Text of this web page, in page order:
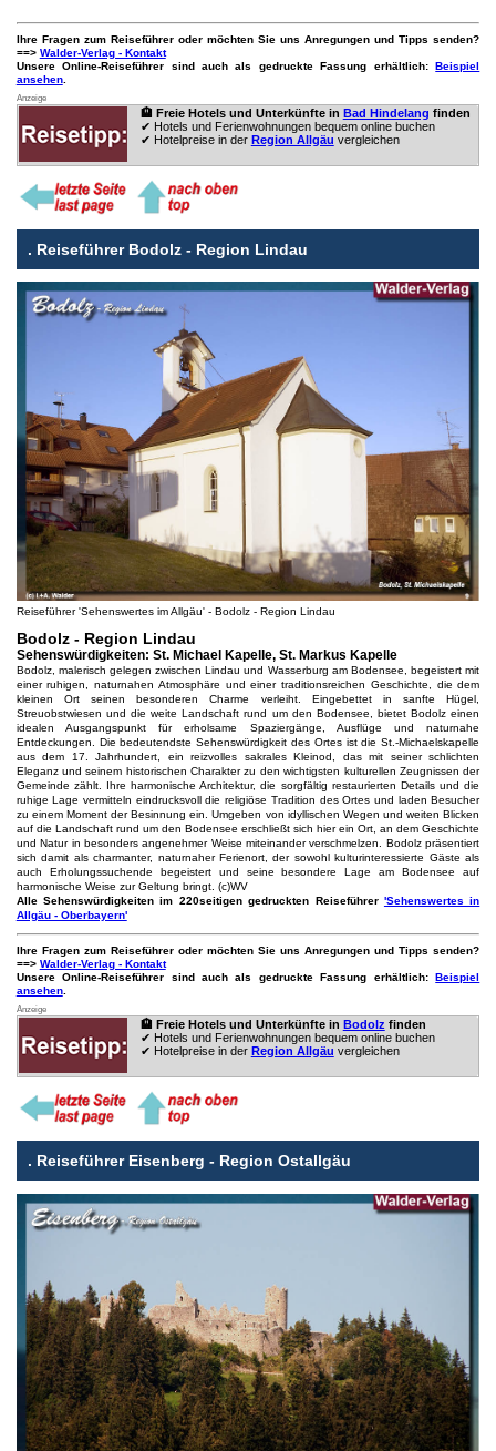
Ihre Fragen zum Reiseführer oder möchten Sie uns Anregungen und Tipps senden?
==> Walder-Verlag - Kontakt
Unsere Online-Reiseführer sind auch als gedruckte Fassung erhältlich:Beispiel
ansehen.
Anzeige
🏨 Freie Hotels und Unterkünfte in Bad Hindelang finden
✔ Hotels und Ferienwohnungen bequem online buchen
✔ Hotelpreise in der Region Allgäu vergleichen
. Reiseführer Bodolz - Region Lindau
Reiseführer 'Sehenswertes im Allgäu' - Bodolz - Region Lindau
Bodolz - Region Lindau
Sehenswürdigkeiten: St. Michael Kapelle, St. Markus Kapelle
Bodolz, malerisch gelegen zwischen Lindau und Wasserburg am Bodensee, begeistert mit
einer ruhigen, naturnahen Atmosphäre und einer traditionsreichen Geschichte, die dem
kleinen Ort seinen besonderen Charme verleiht. Eingebettet in sanfte Hügel,
Streuobstwiesen und die weite Landschaft rund um den Bodensee, bietet Bodolz einen
idealen Ausgangspunkt für erholsame Spaziergänge, Ausflüge und naturnahe
Entdeckungen. Die bedeutendste Sehenswürdigkeit des Ortes ist die St.-Michaelskapelle
aus dem 17. Jahrhundert, ein reizvolles sakrales Kleinod, das mit seiner schlichten
Eleganz und seinem historischen Charakter zu den wichtigsten kulturellen Zeugnissen der
Gemeinde zählt. Ihre harmonische Architektur, die sorgfältig restaurierten Details und die
ruhige Lage vermitteln eindrucksvoll die religiöse Tradition des Ortes und laden Besucher
zu einem Moment der Besinnung ein. Umgeben von idyllischen Wegen und weiten Blicken
auf die Landschaft rund um den Bodensee erschließt sich hier ein Ort, an dem Geschichte
und Natur in besonders angenehmer Weise miteinander verschmelzen. Bodolz präsentiert
sich damit als charmanter, naturnaher Ferienort, der sowohl kulturinteressierte Gäste als
auch Erholungssuchende begeistert und seine besondere Lage am Bodensee auf
harmonische Weise zur Geltung bringt. (c)WV
Alle Sehenswürdigkeiten im 220seitigen gedruckten Reiseführer 'Sehenswertes in
Allgäu - Oberbayern'
Ihre Fragen zum Reiseführer oder möchten Sie uns Anregungen und Tipps senden?
==> Walder-Verlag - Kontakt
Unsere Online-Reiseführer sind auch als gedruckte Fassung erhältlich:Beispiel
ansehen.
Anzeige
🏨 Freie Hotels und Unterkünfte in Bodolz finden
✔ Hotels und Ferienwohnungen bequem online buchen
✔ Hotelpreise in der Region Allgäu vergleichen
. Reiseführer Eisenberg - Region Ostallgäu